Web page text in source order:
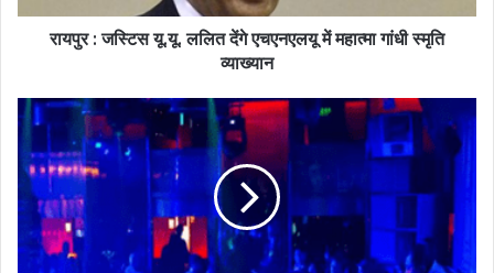
रायपुर : जस्टिस यू.यू. ललित देंगे एचएनएलयू में महात्मा गांधी स्मृति
व्याख्यान